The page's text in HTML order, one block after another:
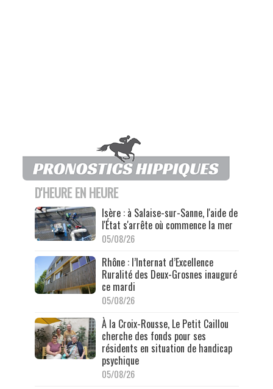
D'HEURE EN HEURE
Isère : à Salaise-sur-Sanne, l'aide de
l'État s'arrête où commence la mer
05/08/26
Rhône : l’Internat d’Excellence
Ruralité des Deux-Grosnes inauguré
ce mardi
05/08/26
À la Croix-Rousse, Le Petit Caillou
cherche des fonds pour ses
résidents en situation de handicap
psychique
05/08/26